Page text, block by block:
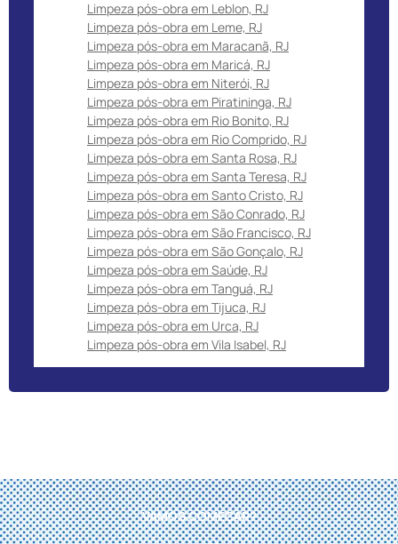
Limpeza pós-obra em Leblon, RJ
Limpeza pós-obra em Leme, RJ
Limpeza pós-obra em Maracanã, RJ
Limpeza pós-obra em Maricá, RJ
Limpeza pós-obra em Niterói, RJ
Limpeza pós-obra em Piratininga, RJ
Limpeza pós-obra em Rio Bonito, RJ
Limpeza pós-obra em Rio Comprido, RJ
Limpeza pós-obra em Santa Rosa, RJ
Limpeza pós-obra em Santa Teresa, RJ
Limpeza pós-obra em Santo Cristo, RJ
Limpeza pós-obra em São Conrado, RJ
Limpeza pós-obra em São Francisco, RJ
Limpeza pós-obra em São Gonçalo, RJ
Limpeza pós-obra em Saúde, RJ
Limpeza pós-obra em Tanguá, RJ
Limpeza pós-obra em Tijuca, RJ
Limpeza pós-obra em Urca, RJ
Limpeza pós-obra em Vila Isabel, RJ
VAMOS COMEÇAR?